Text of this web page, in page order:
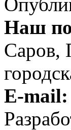
Наш
Саров,
E-mail: